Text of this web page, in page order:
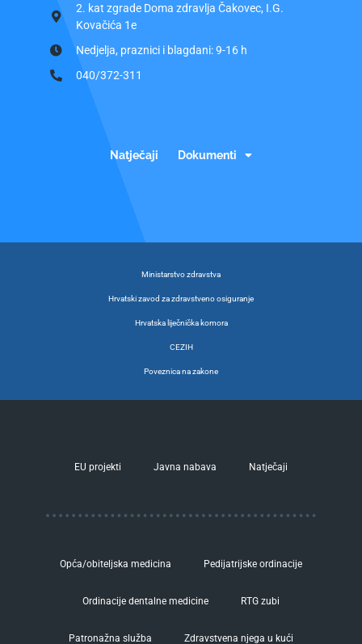
2. kat zgrade Doma zdravlja Čakovec, I.G.
Kovačića 1e
Nedjelja, praznici i blagdani: 9-16 h
040/372-311
Natječaji Dokumenti
Ministarstvo zdravstva
Hrvatski zavod za zdravstveno osiguranje
Hrvatska liječnička komora
CEZIH
Poveznica na zakone
EU projekti Javna nabava Natječaji
Opća/obiteljska medicina Pedijatrijske ordinacije
Ordinacije dentalne medicine RTG zubi
Patronažna služba Zdravstvena njega u kući